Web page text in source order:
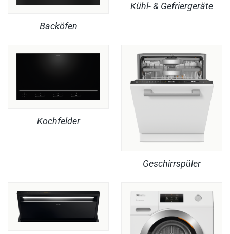
Backöfen
Kühl- & Gefriergeräte
Kochfelder
Geschirrspüler